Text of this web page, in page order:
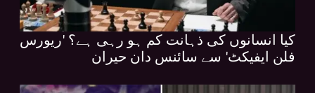
کیا انسانوں کی ذہانت کم ہو رہی ہے؟ 'ریورس
فلن ایفیکٹ' سے سائنس دان حیران